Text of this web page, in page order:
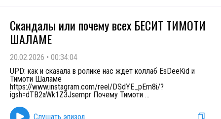
Скандалы или почему всех БЕСИТ ТИМОТИ
ШАЛАМЕ
20.02.2026 • 00:34:04
UPD: как и сказала в ролике нас ждет коллаб EsDeeKid и
Тимоти Шаламе
https://www.instagram.com/reel/DSdYE_pEm8i/?
igsh=dTB2aWk1Z3Jsempr Почему Тимоти ...
Слушать эпизод